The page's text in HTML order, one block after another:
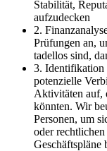
Stabilität,
aufzudecken
2.
Prüfungen an,
tadellos sind,
3. Identifikation
potenzielle
Aktivitäten auf,
könnten. Wir
Personen, um
oder
Geschäftspläne